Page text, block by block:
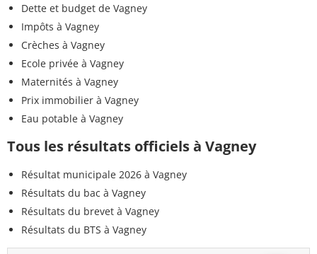
Dette et budget de Vagney
Impôts à Vagney
Crèches à Vagney
Ecole privée à Vagney
Maternités à Vagney
Prix immobilier à Vagney
Eau potable à Vagney
Tous les résultats officiels à Vagney
Résultat municipale 2026 à Vagney
Résultats du bac à Vagney
Résultats du brevet à Vagney
Résultats du BTS à Vagney